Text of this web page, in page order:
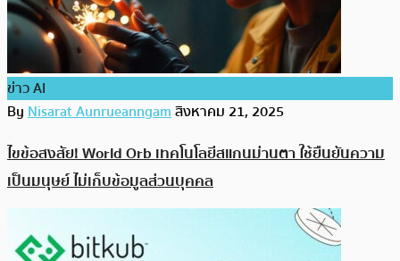
ข่าว AI
ByNisarat Aunrueanngamสิงหาคม 21, 2025
ไขข้อสงสัย! World Orb เทคโนโลยีสแกนม่านตา ใช้ยืนยันความ
เป็นมนุษย์ ไม่เก็บข้อมูลส่วนบุคคล